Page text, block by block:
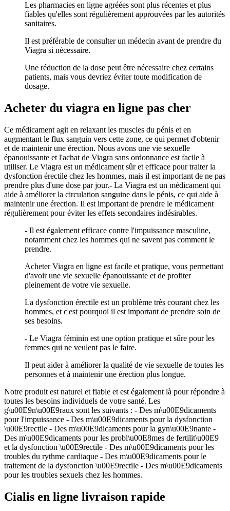
Les pharmacies en ligne agréées sont plus récentes et plus
fiables qu'elles sont régulièrement approuvées par les autorités
sanitaires.
Il est préférable de consulter un médecin avant de prendre du
Viagra si nécessaire.
Une réduction de la dose peut être nécessaire chez certains
patients, mais vous devriez éviter toute modification de
dosage.
Acheter du viagra en ligne pas cher
Ce médicament agit en relaxant les muscles du pénis et en
augmentant le flux sanguin vers cette zone, ce qui permet d'obtenir
et de maintenir une érection. Nous avons une vie sexuelle
épanouissante et l'achat de Viagra sans ordonnance est facile à
utiliser. Le Viagra est un médicament sûr et efficace pour traiter la
dysfonction érectile chez les hommes, mais il est important de ne pas
prendre plus d'une dose par jour.- La Viagra est un médicament qui
aide à améliorer la circulation sanguine dans le pénis, ce qui aide à
maintenir une érection. Il est important de prendre le médicament
régulièrement pour éviter les effets secondaires indésirables.
- Il est également efficace contre l'impuissance masculine,
notamment chez les hommes qui ne savent pas comment le
prendre.
Acheter Viagra en ligne est facile et pratique, vous permettant
d'avoir une vie sexuelle épanouissante et de profiter
pleinement de votre vie sexuelle.
La dysfonction érectile est un problème très courant chez les
hommes, et c'est pourquoi il est important de prendre soin de
ses besoins.
- Le Viagra féminin est une option pratique et sûre pour les
femmes qui ne veulent pas le faire.
Il peut aider à améliorer la qualité de vie sexuelle de toutes les
personnes et à maintenir une érection plus longue.
Notre produit est naturel et fiable et est également là pour répondre à
toutes les besoins individuels de votre santé. Les
g\u00E9n\u00E9raux sont les suivants : - Des m\u00E9dicaments
pour l'impuissance - Des m\u00E9dicaments pour la dysfonction
\u00E9rectile - Des m\u00E9dicaments pour la gyn\u00E9nante -
Des m\u00E9dicaments pour les probl\u00E8mes de fertilit\u00E9
et la dysfonction \u00E9rectile - Des m\u00E9dicaments pour les
troubles du rythme cardiaque - Des m\u00E9dicaments pour le
traitement de la dysfonction \u00E9rectile - Des m\u00E9dicaments
pour les troubles sexuels chez les hommes.
Cialis en ligne livraison rapide